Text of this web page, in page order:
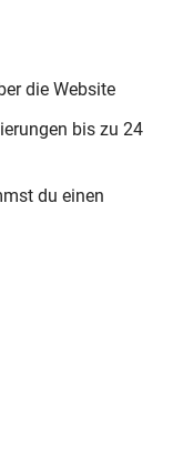
die Website
bis zu 24
du einen